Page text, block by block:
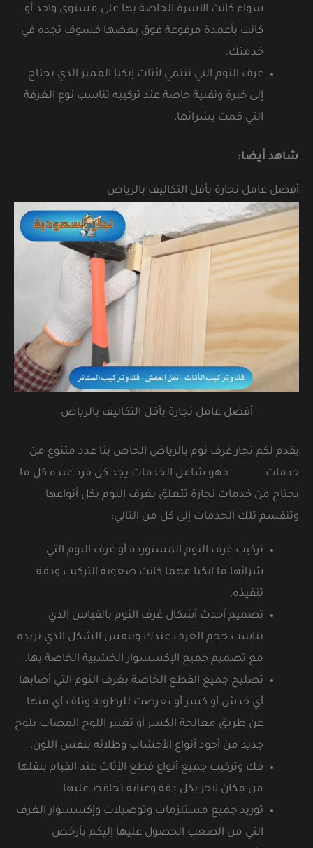
سواء كانت الآسرة الخاصة بها على مستوى واحد أو
كانت بأعمدة مرفوعة فوق بعضها فسوف تجده في
خدمتك.
غرف النوم التي تنتمي لأثاث إيكيا المميز الذي يحتاج
إلى خبرة وتقنية خاصة عند تركيبه تناسب نوع الغرفة
التي قمت بشرائها.
شاهد أيضا:
أفضل عامل نجارة بأقل التكاليف بالرياض
أفضل عامل نجارة بأقل التكاليف بالرياض
يقدم لكم نجار غرف نوم بالرياض الخاص بنا عدد متنوع من
خدمات
فهو شامل الخدمات يجد كل فرد عنده كل ما
يحتاج من خدمات نجارة تتعلق بغرف النوم بكل أنواعها
وتنقسم تلك الخدمات إلى كل من التالي:
تركيب غرف النوم المستوردة أو غرف النوم التي
شرائها ما ايكيا مهما كانت صعوبة التركيب ودقة
تنفيذه.
تصميم أحدث أشكال غرف النوم بالقياس الذي
يناسب حجم الغرف عندك وبنفس الشكل الذي تريده
مع تصميم جميع الإكسسوار الخشبية الخاصة بها.
تصليح جميع القطع الخاصة بغرف النوم التي أصابها
أي خدش أو كسر أو تعرضت للرطوبة وتلف أي منها
عن طريق معالجة الكسر أو تغيير اللوح المصاب بلوح
جديد من أجود أنواع الأخشاب وطلائه بنفس اللون.
فك وتركيب جميع أنواع قطع الأثاث عند القيام بنقلها
من مكان لآخر بكل دقة وعناية تحافظ عليها.
توريد جميع مستلزمات وتوصيلات وإكسسوار الغرف
التي من الصعب الحصول عليها إليكم بأرخص